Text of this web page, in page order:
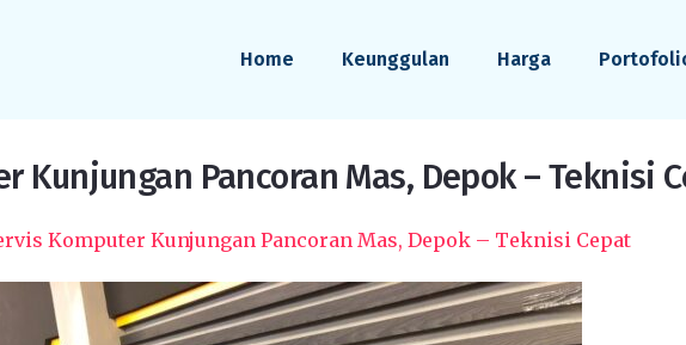
Home Keunggulan Harga
Kunjungan Pancoran Mas, Depok – Teknisi
Komputer Kunjungan Pancoran Mas, Depok – Teknisi Cepat